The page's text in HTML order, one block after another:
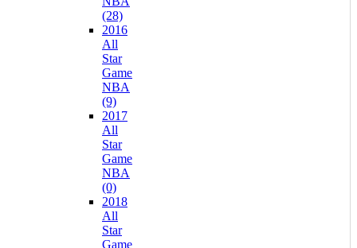
(28)
2016
All
Star
Game
NBA
(9)
2017
All
Star
Game
NBA
(0)
2018
All
Star
Game